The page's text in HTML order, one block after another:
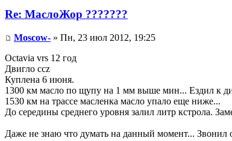
Re: МаслоЖор ???????
Moscow- » Пн, 23 июл 2012, 19:25
Octavia vrs 12 год
Двигло ccz
Куплена 6 июня.
1300 км масло по щупу на 1 мм выше мин... Ездил к
1530 км на трассе масленка масло упало еще ниже...
До середины среднего уровня залил литр кстрола.
Даже не знаю что думать на данный момент... Звонил